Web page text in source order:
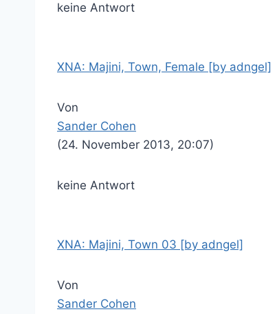
keine Antwort
XNA: Majini, Town, Female [by adngel]
Von
Sander Cohen
(24. November 2013, 20:07)
keine Antwort
XNA: Majini, Town 03 [by adngel]
Von
Sander Cohen